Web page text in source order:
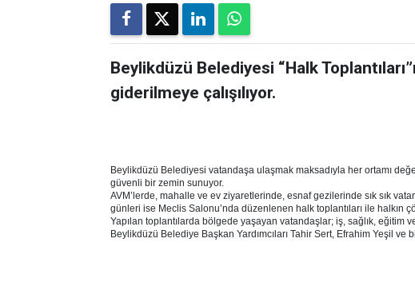
Beylikdüzü Belediyesi “Halk
giderilmeye çalışılıyor.
Beylikdüzü Belediyesi vatandaşa ulaşmak maksadıyla her ortamı
güvenli bir zemin sunuyor.
AVM’lerde, mahalle ve ev ziyaretlerinde, esnaf gezilerinde sık sık
günleri ise Meclis Salonu’nda düzenlenen halk toplantıları ile halkın
Yapılan toplantılarda bölgede yaşayan vatandaşlar; iş, sağlık, eğitim
Beylikdüzü Belediye Başkan Yardımcıları Tahir Sert, Efrahim Yeşil ve